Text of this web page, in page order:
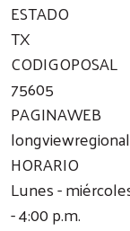
ESTADO
TX
CODIGOPOSAL
75605
PAGINAWEB
HORARIO
Lunes -
- 4:00 p.m.